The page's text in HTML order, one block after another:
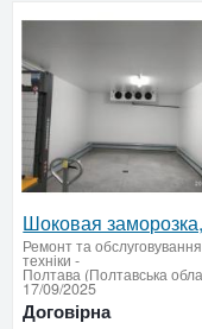
Ремонт та обслуговування
техніки -
17/09/2025
Договірна